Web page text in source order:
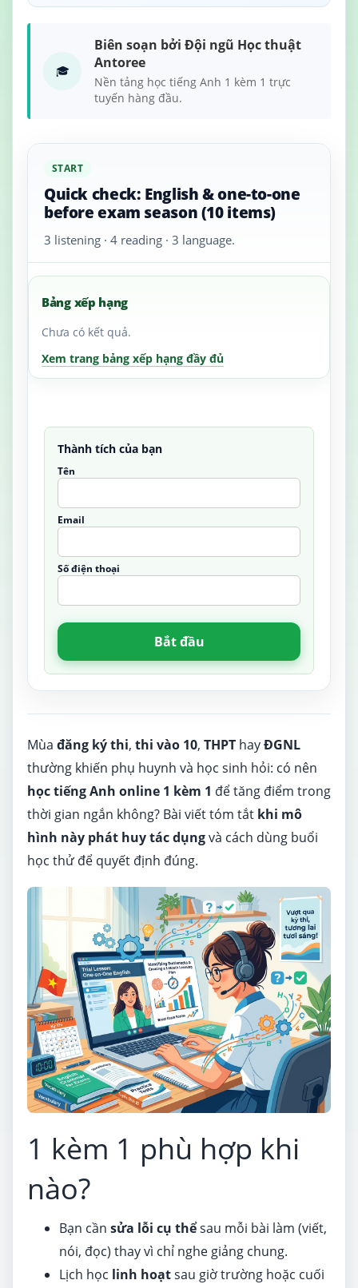
🎓
Biên soạn bởi Đội ngũ Học thuật
Antoree
Nền tảng học tiếng Anh 1 kèm 1 trực
tuyến hàng đầu.
START
Quick check: English & one-to-one
before exam season (10 items)
3 listening · 4 reading · 3 language.
Bảng xếp hạng
Chưa có kết quả.
Xem trang bảng xếp hạng đầy đủ
Thành tích của bạn
Tên
Email
Số điện thoại
Bắt đầu
Mùa đăng ký thi, thi vào 10, THPT hayĐGNL
thường khiến phụ huynh và học sinh hỏi: có nên
học tiếng Anh online 1 kèm 1 để tăng điểm trong
thời gian ngắn không? Bài viết tóm tắt khi mô
hình này phát huy tác dụngvà cách dùng buổi
học thử để quyết định đúng.
1 kèm 1 phù hợp khi
nào?
Bạn cần sửa lỗi cụ thểsau mỗi bài làm (viết,
nói, đọc) thay vì chỉ nghe giảng chung.
Lịch học linh hoạtsau giờ trường hoặc cuối